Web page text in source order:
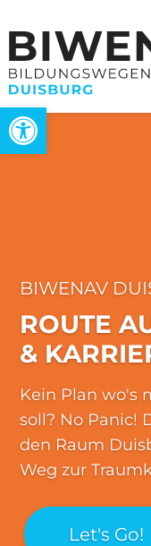
Werkzeugleiste öffnen
BIWENAV
ROUTE
&
Kein Plan wo's
soll? No Panic!
den Raum
Weg zur
Let's Go!